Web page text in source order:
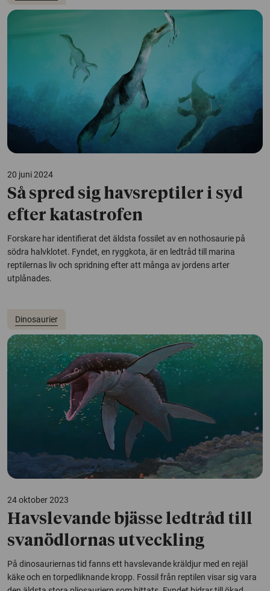
20 juni 2024
Så spred sig havsreptiler i syd
efter katastrofen
Forskare har identifierat det äldsta fossilet av en nothosaurie på
södra halvklotet. Fyndet, en ryggkota, är en ledtråd till marina
reptilernas liv och spridning efter att många av jordens arter
utplånades.
Dinosaurier
24 oktober 2023
Havslevande bjässe ledtråd till
svanödlornas utveckling
På dinosauriernas tid fanns ett havslevande kräldjur med en rejäl
käke och en torpedliknande kropp. Fossil från reptilen visar sig vara